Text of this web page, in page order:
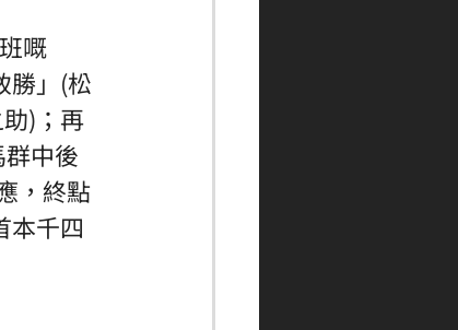
嘅
勝」(松
)；再
中後
，終點
本千四